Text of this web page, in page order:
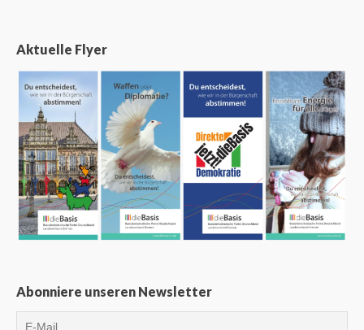
Aktuelle Flyer
Abonniere unseren Newsletter